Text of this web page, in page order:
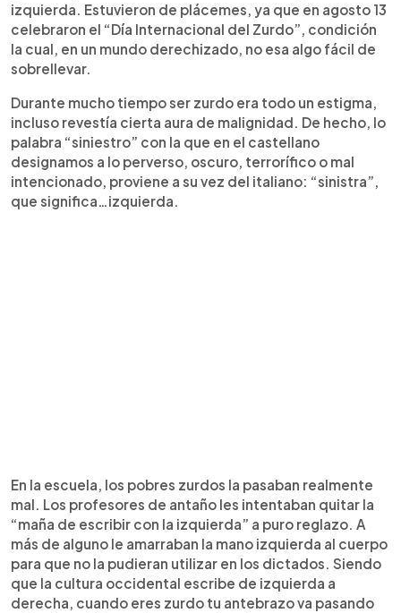
izquierda. Estuvieron de plácemes, ya que en agosto 13
celebraron el “Día Internacional del Zurdo”, condición
la cual, en un mundo derechizado, no esa algo fácil de
sobrellevar.
Durante mucho tiempo ser zurdo era todo un estigma,
incluso revestía cierta aura de malignidad. De hecho, lo
palabra “siniestro” con la que en el castellano
designamos a lo perverso, oscuro, terrorífico o mal
intencionado, proviene a su vez del italiano: “sinistra”,
que significa…izquierda.
En la escuela, los pobres zurdos la pasaban realmente
mal. Los profesores de antaño les intentaban quitar la
“maña de escribir con la izquierda” a puro reglazo. A
más de alguno le amarraban la mano izquierda al cuerpo
para que no la pudieran utilizar en los dictados. Siendo
que la cultura occidental escribe de izquierda a
derecha, cuando eres zurdo tu antebrazo va pasando